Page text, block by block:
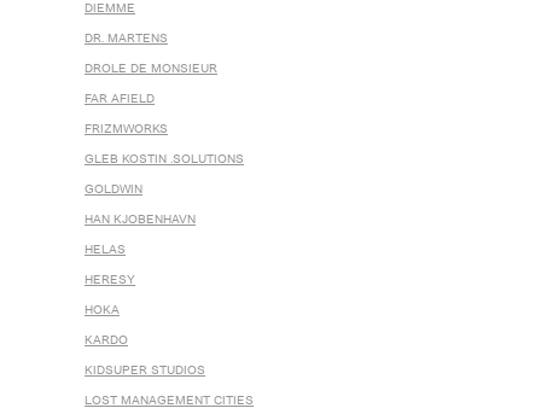
DIEMME
DR. MARTENS
DROLE DE MONSIEUR
FAR AFIELD
FRIZMWORKS
GLEB KOSTIN .SOLUTIONS
GOLDWIN
HAN KJOBENHAVN
HELAS
HERESY
HOKA
KARDO
KIDSUPER STUDIOS
LOST MANAGEMENT CITIES